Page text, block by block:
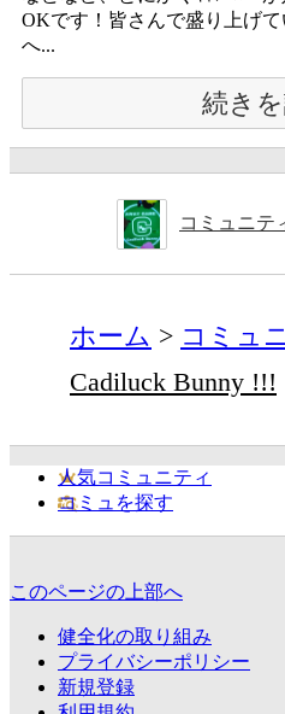
OKです！皆さんで盛り上げ
へ...
続き
コミュニテ
ホーム コミュ
Cadiluck Bunny !!!
人気コミュニティ
コミュを探す
このページの上部へ
健全化の取り組み
プライバシーポリシー
新規登録